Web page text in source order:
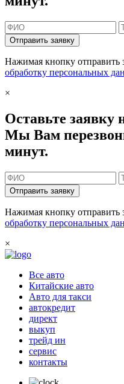
Отправить заявку
Нажимая кнопку отправить
обработку персональных
×
Оставьте заявку
Мы Вам
минут.
Отправить заявку
Нажимая кнопку отправить
обработку персональных
×
Все авто
Китайские авто
Авто для такси
автокредит
директ
выкуп
трейд ин
сервис
контакты